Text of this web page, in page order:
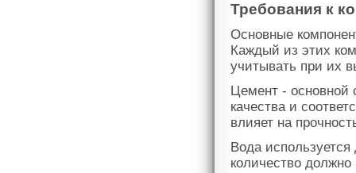
Требования к
Основные
Каждый из этих
учитывать при их
Цемент - основной
качества и
влияет на
Вода
количество